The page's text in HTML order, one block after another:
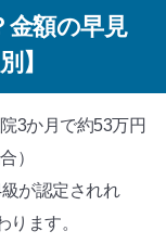
金額の早見
】
3か月で約53万円
）
が認定されれ
ます。